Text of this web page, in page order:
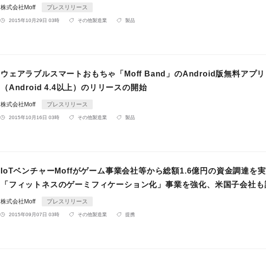
株式会社Moff プレスリリース
2015年10月29日 03時 その他製造業 製品
ウェアラブルスマートおもちゃ「Moff Band」のAndroid版無料アプリ
（Android 4.4以上）のリリースの開始
株式会社Moff プレスリリース
2015年10月16日 03時 その他製造業 製品
IoTベンチャーMoffがゲーム事業会社等から総額1.6億円の資金調達を
「フィットネスのゲーミフィケーション化」事業を強化、米国子会社も
株式会社Moff プレスリリース
2015年09月07日 03時 その他製造業 提携